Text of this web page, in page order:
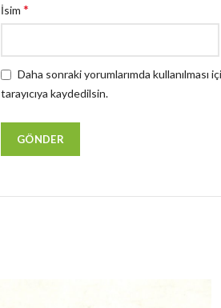
İsim *
Daha sonraki yorumlarımda kullanılması
tarayıcıya kaydedilsin.